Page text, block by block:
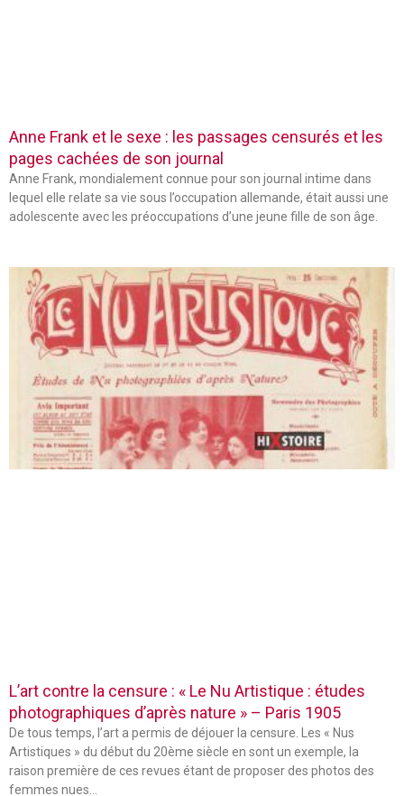
Anne Frank et le sexe : les passages censurés et les
pages cachées de son journal
Anne Frank, mondialement connue pour son journal intime dans
lequel elle relate sa vie sous l’occupation allemande, était aussi une
adolescente avec les préoccupations d’une jeune fille de son âge.
L’art contre la censure : « Le Nu Artistique : études
photographiques d’après nature » – Paris 1905
De tous temps, l’art a permis de déjouer la censure. Les « Nus
Artistiques » du début du 20ème siècle en sont un exemple, la
raison première de ces revues étant de proposer des photos des
femmes nues…